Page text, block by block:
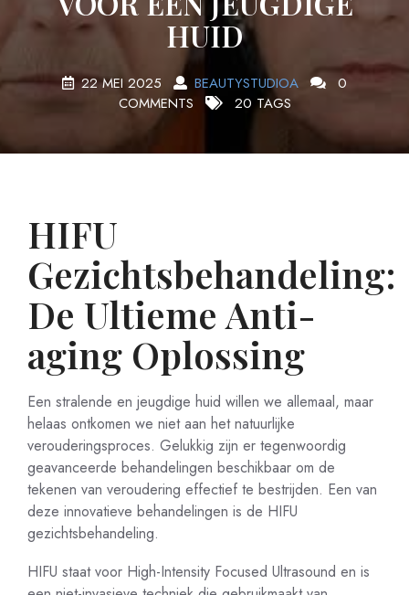
HUID
22 MEI 2025 BEAUTYSTUDIOA
0
COMMENTS
20 TAGS
HIFU
Gezichtsbehandeling:
De Ultieme Anti-
aging Oplossing
Een stralende en jeugdige huid willen we allemaal, maar
helaas ontkomen we niet aan het natuurlijke
verouderingsproces. Gelukkig zijn er tegenwoordig
geavanceerde behandelingen beschikbaar om de
tekenen van veroudering effectief te bestrijden. Een van
deze innovatieve behandelingen is de HIFU
gezichtsbehandeling.
HIFU staat voor High-Intensity Focused Ultrasound en is